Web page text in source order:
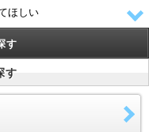
ほしい
す
す